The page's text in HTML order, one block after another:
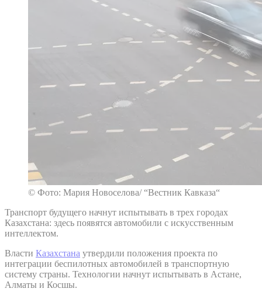
© Фото: Мария Новоселова/ “Вестник Кавказа“
Транспорт будущего начнут испытывать в трех городах
Казахстана: здесь появятся автомобили с искусственным
интеллектом.
Власти Казахстана утвердили положения проекта по
интеграции беспилотных автомобилей в транспортную
систему страны. Технологии начнут испытывать в Астане,
Алматы и Косшы.